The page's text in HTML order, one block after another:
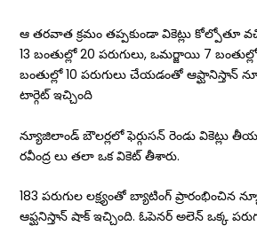
ఆ తరవాత క్రమం తప్పకుండా వికెట్లు కోల్పోతూ
13 బంతుల్లో 20 పరుగులు, ఒమర్జాయి 7
బంతుల్లో 10 పరుగులు చేయడంతో ఆఫ్ఘానిస్తాన్
టార్గెట్ ఇచ్చింది
న్యూజిలాండ్ బౌలర్లలో ఫెర్గుసన్ రెండు వికెట్లు
రవీంద్ర లు తలా ఒక వికెట్ తీశారు.
183 పరుగుల లక్ష్యంతో బ్యాటింగ్ ప్రారంభించిన
ఆఫ్ఘనిస్తాన్ షాక్ ఇచ్చింది. ఓపెనర్ అలెన్ ఒక్క